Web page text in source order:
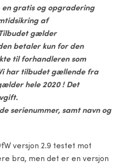
en gratis og opgradering
af
gælder
betaler kun for den
til forhandleren som
har tilbudet gællende fra
hele 2020 ! Det
serienummer, samt navn og
versjon 2.9 testet mot
bra, men det er en versjon